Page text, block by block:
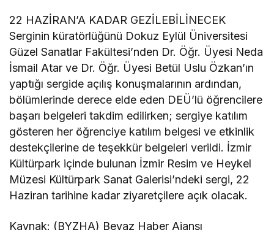
22 HAZİRAN’A KADAR GEZİLEBİLİNECEK
Serginin küratörlüğünü Dokuz Eylül Üniversitesi
Güzel Sanatlar Fakültesi’nden Dr. Öğr. Üyesi Neda
İsmail Atar ve Dr. Öğr. Üyesi Betül Uslu Özkan’ın
yaptığı sergide açılış konuşmalarının ardından,
bölümlerinde derece elde eden DEÜ’lü öğrencilere
başarı belgeleri takdim edilirken; sergiye katılım
gösteren her öğrenciye katılım belgesi ve etkinlik
destekçilerine de teşekkür belgeleri verildi. İzmir
Kültürpark içinde bulunan İzmir Resim ve Heykel
Müzesi Kültürpark Sanat Galerisi’ndeki sergi, 22
Haziran tarihine kadar ziyaretçilere açık olacak.
Kaynak: (BYZHA) Beyaz Haber Ajansı